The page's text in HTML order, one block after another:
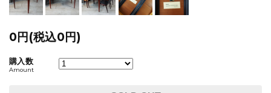
0円(税込0円)
購入数
Amount